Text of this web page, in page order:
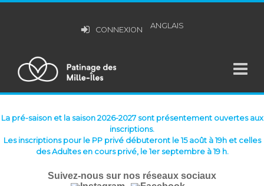
CONNEXION ANGLAIS
La pré-saison et la saison 2026-2027 sont présentement ouvertes aux
inscriptions.
Les inscriptions pour le PP privé débuteront le 15 août à 19h et celles
des Adultes en cours privé, le 1er septembre à 19 h.
Suivez-nous sur nos réseaux sociaux